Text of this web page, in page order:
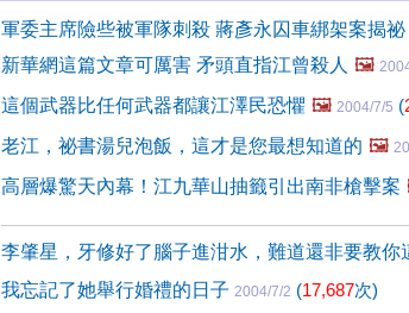
軍委主席險些被軍隊刺殺 蔣彥永囚車綁架案揭祕
新華網這篇文章可厲害 矛頭直指江曾殺人 🖼️
這個武器比任何武器都讓江澤民恐懼 🖼️ 2004/7/5 (
老江，祕書湯兒泡飯，這才是您最想知道的 🖼️
高層爆驚天內幕！江九華山抽籤引出南非槍擊案
李肇星，牙修好了腦子進泔水，難道還非要教你
我忘記了她舉行婚禮的日子 2004/7/2 (17,687次)